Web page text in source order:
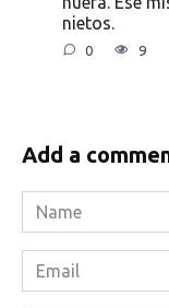
nietos.
0 9
Add a
Name
*
Email
*